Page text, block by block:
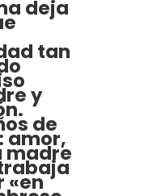
deja
tan
y
de
amor,
madre
«en